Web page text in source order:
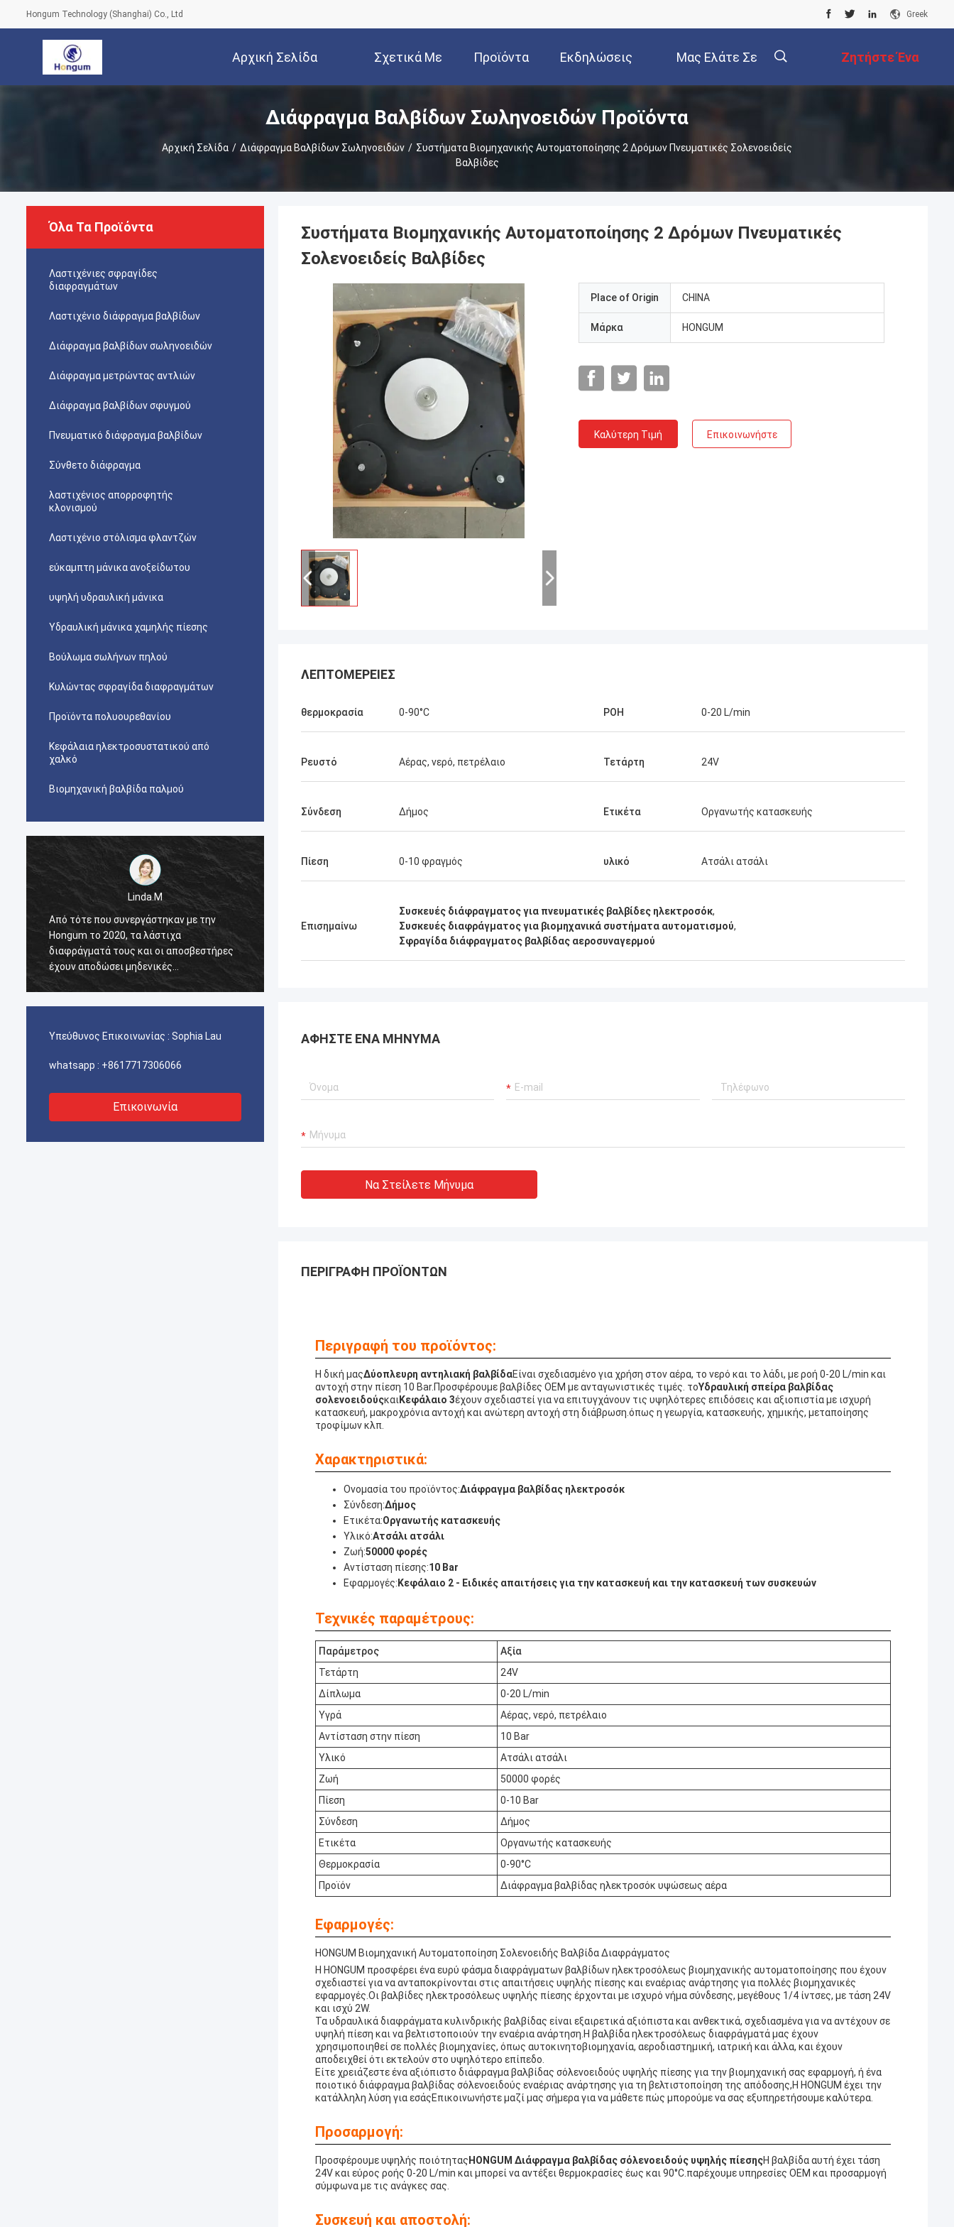
Hongum Technology (Shanghai) Co., Ltd Greek
Αρχική Σελίδα Σχετικά Με
Εμάς
Προϊόντα Εκδηλώσεις Μας Ελάτε Σε Ζητήστε Ένα
Απόσπασμα
Διάφραγμα Βαλβίδων Σωληνοειδών Προϊόντα
Αρχική Σελίδα / Διάφραγμα Βαλβίδων Σωληνοειδών / Συστήματα Βιομηχανικής Αυτοματοποίησης 2 Δρόμων Πνευματικές Σολενοειδείς
Βαλβίδες
Όλα Τα Προϊόντα
Λαστιχένιες σφραγίδες
διαφραγμάτων
Λαστιχένιο διάφραγμα βαλβίδων
Διάφραγμα βαλβίδων σωληνοειδών
Διάφραγμα μετρώντας αντλιών
Διάφραγμα βαλβίδων σφυγμού
Πνευματικό διάφραγμα βαλβίδων
Σύνθετο διάφραγμα
λαστιχένιος απορροφητής
κλονισμού
Λαστιχένιο στόλισμα φλαντζών
εύκαμπτη μάνικα ανοξείδωτου
υψηλή υδραυλική μάνικα
Υδραυλική μάνικα χαμηλής πίεσης
Βούλωμα σωλήνων πηλού
Κυλώντας σφραγίδα διαφραγμάτων
Προϊόντα πολυουρεθανίου
Κεφάλαια ηλεκτροσυστατικού από
χαλκό
Βιομηχανική βαλβίδα παλμού
Linda.M
Από τότε που συνεργάστηκαν με την
Hongum το 2020, τα λάστιχα
διαφράγματά τους και οι αποσβεστήρες
έχουν αποδώσει μηδενικές
αποτυχίες.διασφάλιση αδιάλειπτης
εξοπλισμός μεταφοράς ΥΦΑ.
Από τότε που συνεργάστηκαν με την
Hongum το 2020, τα λάστιχα
διαφράγματά τους και οι αποσβεστήρες
Υπεύθυνος Επικοινωνίας : Sophia Lau
whatsapp : +8617717306066
Επικοινωνία
Συστήματα Βιομηχανικής Αυτοματοποίησης 2 Δρόμων Πνευματικές
Σολενοειδείς Βαλβίδες
Place of Origin CHINA
Μάρκα HONGUM
Καλύτερη Τιμή Επικοινωνήστε
ΛΕΠΤΟΜΈΡΕΙΕΣ
θερμοκρασία 0-90°C ΡΟΗ 0-20 L/min
Ρευστό Αέρας, νερό, πετρέλαιο Τετάρτη 24V
Σύνδεση Δήμος Ετικέτα Οργανωτής κατασκευής
Πίεση 0-10 φραγμός υλικό Ατσάλι ατσάλι
Επισημαίνω
Συσκευές διάφραγματος για πνευματικές βαλβίδες ηλεκτροσόκ,
Συσκευές διαφράγματος για βιομηχανικά συστήματα αυτοματισμού,
Σφραγίδα διάφραγματος βαλβίδας αεροσυναγερμού
ΑΦΉΣΤΕ ΈΝΑ ΜΉΝΥΜΑ
Να Στείλετε Μήνυμα
ΠΕΡΙΓΡΑΦΉ ΠΡΟΪΌΝΤΩΝ
Περιγραφή του προϊόντος:
Η δική μαςΔύοπλευρη αντηλιακή βαλβίδαΕίναι σχεδιασμένο για χρήση στον αέρα, το νερό και το λάδι, με ροή 0-20 L/min και
αντοχή στην πίεση 10 Bar.Προσφέρουμε βαλβίδες OEM με ανταγωνιστικές τιμές. τοΥδραυλική σπείρα βαλβίδας
σολενοειδούςκαι Κεφάλαιο 3έχουν σχεδιαστεί για να επιτυγχάνουν τις υψηλότερες επιδόσεις και αξιοπιστία με ισχυρή
κατασκευή, μακροχρόνια αντοχή και ανώτερη αντοχή στη διάβρωση.όπως η γεωργία, κατασκευής, χημικής, μεταποίησης
τροφίμων κλπ.
Χαρακτηριστικά:
Ονομασία του προϊόντος:Διάφραγμα βαλβίδας ηλεκτροσόκ
Σύνδεση:Δήμος
Ετικέτα:Οργανωτής κατασκευής
Υλικό:Ατσάλι ατσάλι
Ζωή:50000 φορές
Αντίσταση πίεσης:10 Bar
Εφαρμογές: Κεφάλαιο 2 - Ειδικές απαιτήσεις για την κατασκευή και την κατασκευή των συσκευών
Τεχνικές παραμέτρους:
Παράμετρος
Αξία
Τετάρτη
24V
Δίπλωμα
0-20 L/min
Υγρά
Αέρας, νερό, πετρέλαιο
Αντίσταση στην πίεση
10 Bar
Υλικό
Ατσάλι ατσάλι
Ζωή
50000 φορές
Πίεση
0-10 Bar
Σύνδεση
Δήμος
Ετικέτα
Οργανωτής κατασκευής
Θερμοκρασία
0-90°C
Προϊόν
Διάφραγμα βαλβίδας ηλεκτροσόκ υψώσεως αέρα
Εφαρμογές:
HONGUM Βιομηχανική Αυτοματοποίηση Σολενοειδής Βαλβίδα Διαφράγματος
Η HONGUM προσφέρει ένα ευρύ φάσμα διαφράγματων βαλβίδων ηλεκτροσόλεως βιομηχανικής αυτοματοποίησης που έχουν
σχεδιαστεί για να ανταποκρίνονται στις απαιτήσεις υψηλής πίεσης και εναέριας ανάρτησης για πολλές βιομηχανικές
εφαρμογές.Οι βαλβίδες ηλεκτροσόλεως υψηλής πίεσης έρχονται με ισχυρό νήμα σύνδεσης, μεγέθους 1/4 ίντσες, με τάση 24V
και ισχύ 2W.
Τα υδραυλικά διαφράγματα κυλινδρικής βαλβίδας είναι εξαιρετικά αξιόπιστα και ανθεκτικά, σχεδιασμένα για να αντέχουν σε
υψηλή πίεση και να βελτιστοποιούν την εναέρια ανάρτηση.Η βαλβίδα ηλεκτροσόλεως διαφράγματά μας έχουν
χρησιμοποιηθεί σε πολλές βιομηχανίες, όπως αυτοκινητοβιομηχανία, αεροδιαστημική, ιατρική και άλλα, και έχουν
αποδειχθεί ότι εκτελούν στο υψηλότερο επίπεδο.
Είτε χρειάζεστε ένα αξιόπιστο διάφραγμα βαλβίδας σόλενοειδούς υψηλής πίεσης για την βιομηχανική σας εφαρμογή, ή ένα
ποιοτικό διάφραγμα βαλβίδας σόλενοειδούς εναέριας ανάρτησης για τη βελτιστοποίηση της απόδοσης,Η HONGUM έχει την
κατάλληλη λύση για εσάςΕπικοινωνήστε μαζί μας σήμερα για να μάθετε πώς μπορούμε να σας εξυπηρετήσουμε καλύτερα.
Προσαρμογή:
Προσφέρουμε υψηλής ποιότητας HONGUM Διάφραγμα βαλβίδας σόλενοειδούς υψηλής πίεσηςΗ βαλβίδα αυτή έχει τάση
24V και εύρος ροής 0-20 L/min και μπορεί να αντέξει θερμοκρασίες έως και 90°C.παρέχουμε υπηρεσίες OEM και προσαρμογή
σύμφωνα με τις ανάγκες σας.
Συσκευή και αποστολή: